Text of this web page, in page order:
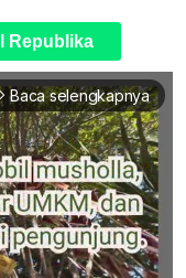
Republika
Baca selengkapnya